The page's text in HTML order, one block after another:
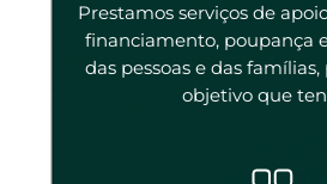
Prestamos serviços de
financiamento, poupança
das pessoas e das
objetivo que